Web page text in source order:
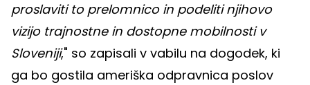
proslaviti to prelomnico in podeliti njihovo
vizijo trajnostne in dostopne mobilnosti v
Sloveniji," so zapisali v vabilu na dogodek, ki
ga bo gostila ameriška odpravnica poslov